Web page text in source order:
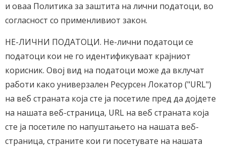
и оваа Политика за заштита на лични податоци, во
согласност со применливиот закон.
НЕ-ЛИЧНИ ПОДАТОЦИ. Не-лични податоци се
податоци кои не го идентификуваат крајниот
корисник. Овој вид на податоци може да вклучат
работи како универзален Ресурсен Локатор ("URL")
на веб страната која сте ја посетиле пред да дојдете
на нашата веб-страница, URL на веб страната која
сте ја посетиле по напуштањето на нашата веб-
страница, страните кои ги посетувате на нашата